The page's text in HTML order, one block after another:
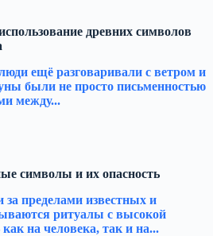
древних символов
ещё разговаривали с ветром и
были не просто письменностью
между...
символы и их опасность
пределами известных и
ритуалы с высокой
на человека, так и на...